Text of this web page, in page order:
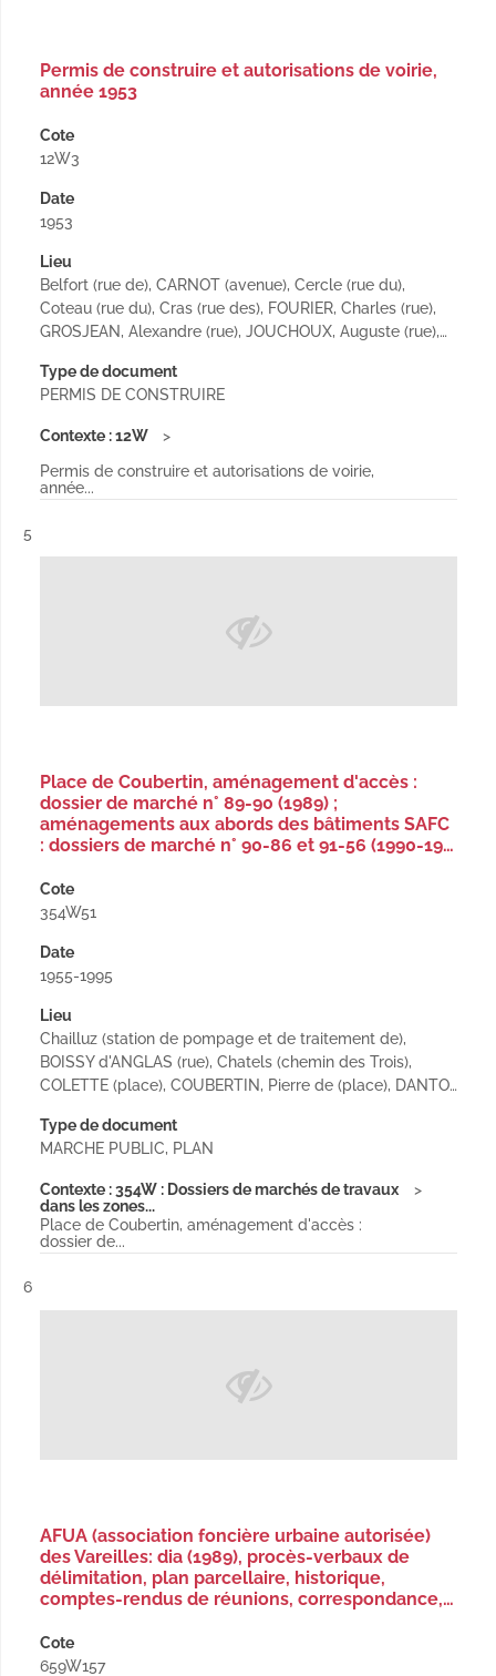
Permis de construire et autorisations de voirie,
année 1953
Cote
12W3
Date
1953
Lieu
Belfort (rue de), CARNOT (avenue), Cercle (rue du),
Coteau (rue du), Cras (rue des), FOURIER, Charles (rue),
GROSJEAN, Alexandre (rue), JOUCHOUX, Auguste (rue),…
Type de document
PERMIS DE CONSTRUIRE
Contexte : 12W
Permis de construire et autorisations de voirie,
année...
Résultat n°
5
Place de Coubertin, aménagement d'accès :
dossier de marché n° 89-90 (1989) ;
aménagements aux abords des bâtiments SAFC
: dossiers de marché n° 90-86 et 91-56 (1990-19…
Cote
354W51
Date
1955-1995
Lieu
Chailluz (station de pompage et de traitement de),
BOISSY d'ANGLAS (rue), Chatels (chemin des Trois),
COLETTE (place), COUBERTIN, Pierre de (place), DANTO…
Type de document
MARCHE PUBLIC, PLAN
Contexte : 354W : Dossiers de marchés de travaux
dans les zones...
Place de Coubertin, aménagement d'accès :
dossier de...
Résultat n°
6
AFUA (association foncière urbaine autorisée)
des Vareilles: dia (1989), procès-verbaux de
délimitation, plan parcellaire, historique,
comptes-rendus de réunions, correspondance,…
Cote
659W157